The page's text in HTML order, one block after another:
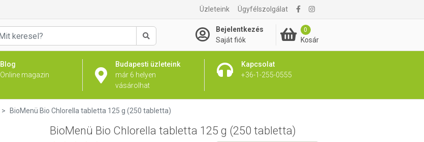
Üzleteink Ügyfélszolgálat
Keresés
Bejelentkezés
Saját fiók
0
Kosár
Blog
Online magazin
Budapesti üzleteink
már 6 helyen
vásárolhat
Kapcsolat
+36-1-255-0555
3 695 Ft Kosárba rakom
BioMenü Bio Chlorella tabletta 125 g (250 tabletta)
BioMenü Bio Chlorella tabletta 125 g (250 tabletta)